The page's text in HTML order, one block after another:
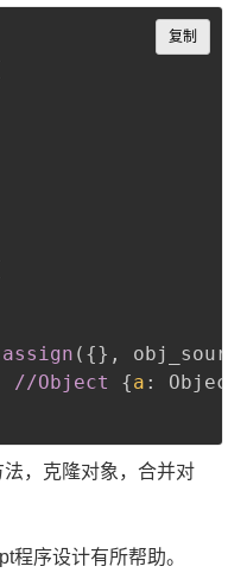
( {} ,
//Object {a : Object
复制
Copy
，克隆对象，合并对
程序设计有所帮助。